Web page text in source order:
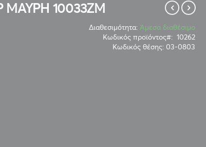
10033ZM
Διαθεσιμότητα: Άμεσα διαθέσιμο
Κωδικός προϊόντος
10262
Κωδικός θέσης: 03-0803